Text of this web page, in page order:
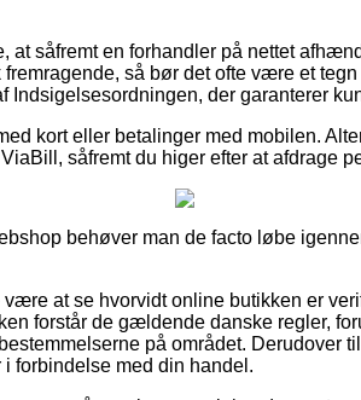
at såfremt en forhandler på nettet
så bør det ofte være et
Indsigelsesordningen, der garanterer
kort eller betalinger med mobilen.
såfremt du higer efter at afdrage
behøver man de facto løbe
at se hvorvidt online butikken er
forstår de gældende danske regler,
på området. Derudover
forbindelse med din handel.